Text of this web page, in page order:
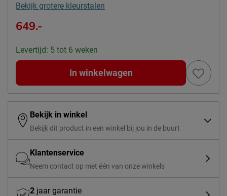
Bekijk grotere kleurstalen
649.-
Levertijd: 5 tot 6 weken
In winkelwagen
Bekijk in winkel
Bekijk dit product in een winkel bij jou in de buurt
Klantenservice
Neem contact op met één van onze winkels
2 jaar garantie